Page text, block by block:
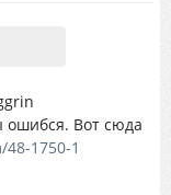
ошибся. Вот сюда
1750-1